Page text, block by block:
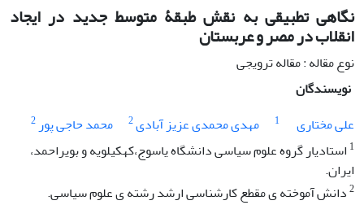
نگاهی تطبیقی به نقش طبقۀ متوسط جدید در ایجاد
انقلاب در مصر و عربستان
نوع مقاله : مقاله ترویجی
نویسندگان
علی مختاری
1 مهدی محمدی عزیز آبادی2 محمد حاجی پور2
1 استادیار گروه علوم سیاسی دانشگاه یاسوج،کهکیلویه و بویراحمد،
ایران.
2دانش آموخته ی مقطع کارشناسی ارشد رشته ی علوم سیاسی.